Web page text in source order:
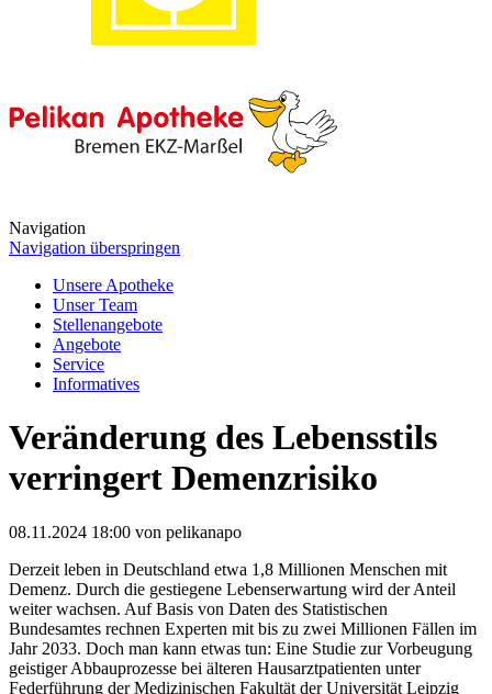
Navigation
Navigation überspringen
Unsere Apotheke
Unser Team
Stellenangebote
Angebote
Service
Informatives
Veränderung des Lebensstils
verringert Demenzrisiko
08.11.2024 18:00 von pelikanapo
Derzeit leben in Deutschland etwa 1,8 Millionen Menschen mit
Demenz. Durch die gestiegene Lebenserwartung wird der Anteil
weiter wachsen. Auf Basis von Daten des Statistischen
Bundesamtes rechnen Experten mit bis zu zwei Millionen Fällen im
Jahr 2033. Doch man kann etwas tun: Eine Studie zur Vorbeugung
geistiger Abbauprozesse bei älteren Hausarztpatienten unter
Federführung der Medizinischen Fakultät der Universität Leipzig